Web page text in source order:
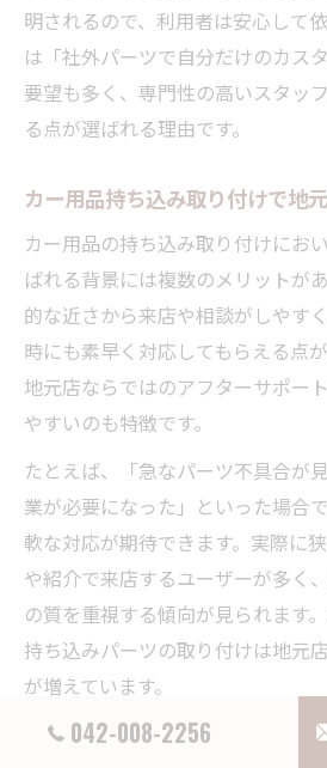
明されるので、利用者は安心して
は「社外パーツで自分だけのカス
要望も多く、専門性の高いスタッ
る点が選ばれる理由です。
カー用品持ち込み取り付けで地
カー用品の持ち込み取り付けにお
ばれる背景には複数のメリットが
的な近さから来店や相談がしやす
時にも素早く対応してもらえる点
地元店ならではのアフターサポー
やすいのも特徴です。
たとえば、「急なパーツ不具合が
業が必要になった」といった場合
軟な対応が期待できます。実際に
や紹介で来店するユーザーが多く
の質を重視する傾向が見られます
持ち込みパーツの取り付けは地元
が増えています。
042-008-2256